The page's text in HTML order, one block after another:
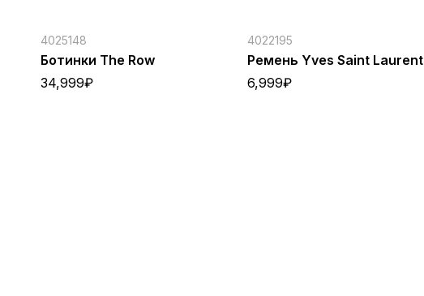
4025148
Ботинки The Row
34,999₽
4022195
Ремень Yves Saint Laurent
6,999₽